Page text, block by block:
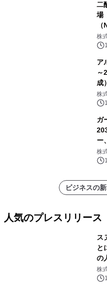
二
場
ー
他
株
ア
～
成
株
ガ
ー
レ
株
ビジネスの
人気のプレスリリース
ス
と
の
ラ
ボ
株